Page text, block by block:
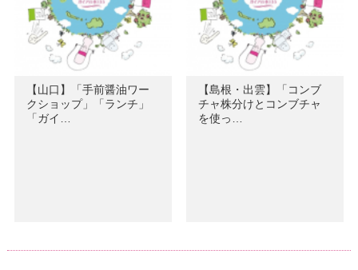
【山口】「手前醤油ワー
クショップ」「ランチ」
「ガイ…
【島根・出雲】「コンブ
チャ株分けとコンブチャ
を使っ…